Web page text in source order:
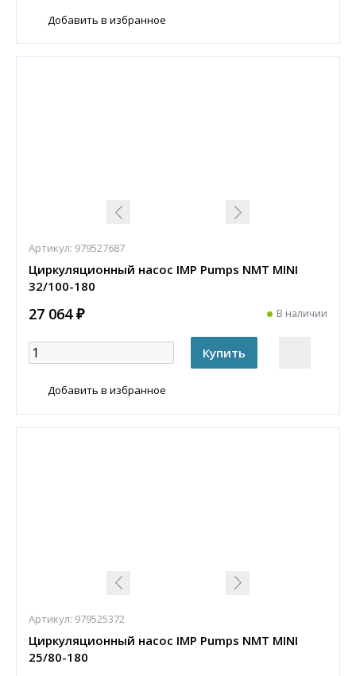
Добавить в избранное
Артикул: 979527687
Циркуляционный насос IMP Pumps NMT MINI
32/100-180
27 064 ₽ В наличии
Добавить в избранное
Артикул: 979525372
Циркуляционный насос IMP Pumps NMT MINI
25/80-180